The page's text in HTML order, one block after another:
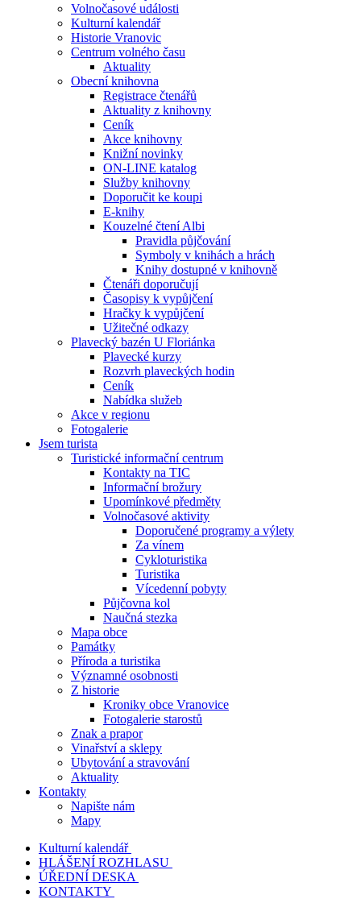
Volnočasové události
Kulturní kalendář
Historie Vranovic
Centrum volného času
Aktuality
Obecní knihovna
Registrace čtenářů
Aktuality z knihovny
Ceník
Akce knihovny
Knižní novinky
ON-LINE katalog
Služby knihovny
Doporučit ke koupi
E-knihy
Kouzelné čtení Albi
Pravidla půjčování
Symboly v knihách a hrách
Knihy dostupné v knihovně
Čtenáři doporučují
Časopisy k vypůjčení
Hračky k vypůjčení
Užitečné odkazy
Plavecký bazén U Floriánka
Plavecké kurzy
Rozvrh plaveckých hodin
Ceník
Nabídka služeb
Akce v regionu
Fotogalerie
Jsem turista
Turistické informační centrum
Kontakty na TIC
Informační brožury
Upomínkové předměty
Volnočasové aktivity
Doporučené programy a výlety
Za vínem
Cykloturistika
Turistika
Vícedenní pobyty
Půjčovna kol
Naučná stezka
Mapa obce
Památky
Příroda a turistika
Významné osobnosti
Z historie
Kroniky obce Vranovice
Fotogalerie starostů
Znak a prapor
Vinařství a sklepy
Ubytování a stravování
Aktuality
Kontakty
Napište nám
Mapy
Kulturní kalendář
HLÁŠENÍ ROZHLASU
ÚŘEDNÍ DESKA
KONTAKTY